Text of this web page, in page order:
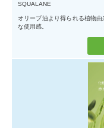
SQUALANE
オリーブ油より得られる植物
な使用感。